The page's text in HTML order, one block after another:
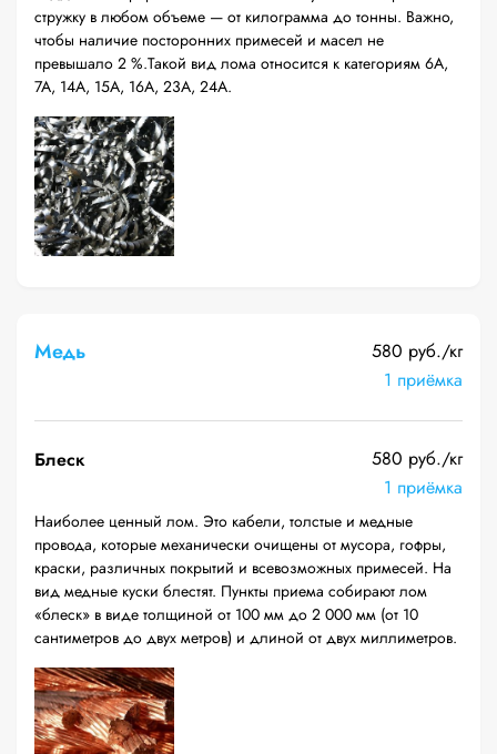
стружку в любом объеме — от килограмма до тонны. Важно,
чтобы наличие посторонних примесей и масел не
превышало 2 %.Такой вид лома относится к категориям 6А,
7А, 14А, 15А, 16А, 23А, 24А.
Медь
580 руб./кг
1 приёмка
Блеск
580 руб./кг
1 приёмка
Наиболее ценный лом. Это кабели, толстые и медные
провода, которые механически очищены от мусора, гофры,
краски, различных покрытий и всевозможных примесей. На
вид медные куски блестят. Пункты приема собирают лом
«блеск» в виде толщиной от 100 мм до 2 000 мм (от 10
сантиметров до двух метров) и длиной от двух миллиметров.